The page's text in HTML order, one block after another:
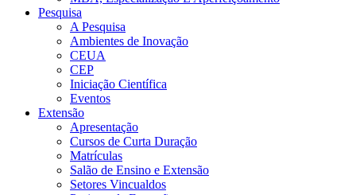
Pesquisa
A Pesquisa
Ambientes de Inovação
CEUA
CEP
Iniciação Científica
Eventos
Extensão
Apresentação
Cursos de Curta Duração
Matrículas
Salão de Ensino e Extensão
Setores Vincualdos